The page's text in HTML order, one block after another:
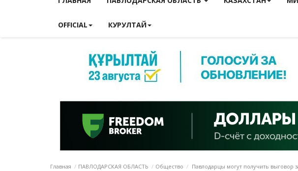
OFFICIAL КУРУЛТАЙ
Главная ПАВЛОДАРСКАЯ ОБЛАСТЬ Общество Павлодарцы могут получить выговор